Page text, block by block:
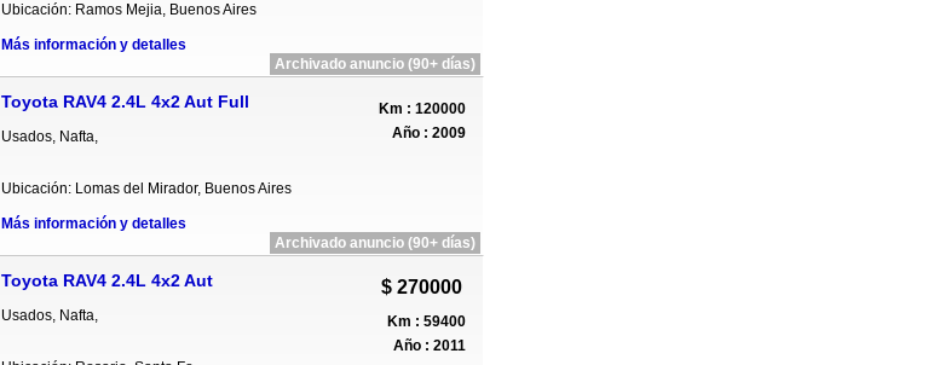
Ubicación: Ramos Mejia, Buenos Aires
Más información y detalles
Archivado anuncio (90+ días)
Toyota RAV4 2.4L 4x2 Aut Full
Usados, Nafta,
Ubicación: Lomas del Mirador, Buenos Aires
Más información y detalles
Km : 120000
Año : 2009
Archivado anuncio (90+ días)
Toyota RAV4 2.4L 4x2 Aut
Usados, Nafta,
$ 270000
Km : 59400
Año : 2011